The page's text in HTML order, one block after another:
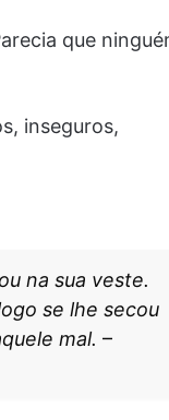
que
inseguros,
na sua veste.
se lhe secou
mal. –